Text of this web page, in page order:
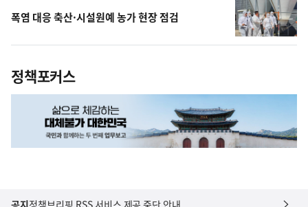
폭염 대응 축산·시설원예 농가 현장 점검
정책포커스
공지정책브리핑 RSS 서비스 제공 중단 안내